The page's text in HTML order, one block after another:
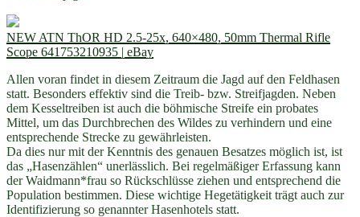
NEW ATN ThOR HD 2.5-25x, 640×480, 50mm Thermal Rifle
Scope 641753210935 | eBay
Allen voran findet in diesem Zeitraum die Jagd auf den Feldhasen
statt. Besonders effektiv sind die Treib- bzw. Streifjagden. Neben
dem Kesseltreiben ist auch die böhmische Streife ein probates
Mittel, um das Durchbrechen des Wildes zu verhindern und eine
entsprechende Strecke zu gewährleisten.
Da dies nur mit der Kenntnis des genauen Besatzes möglich ist, ist
das „Hasenzählen“ unerlässlich. Bei regelmäßiger Erfassung kann
der Waidmann*frau so Rückschlüsse ziehen und entsprechend die
Population bestimmen. Diese wichtige Hegetätigkeit trägt auch zur
Identifizierung so genannter Hasenhotels statt.